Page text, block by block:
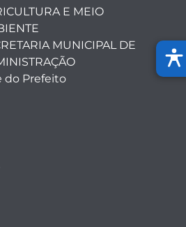
E MEIO
MUNICIPAL DE
do Prefeito